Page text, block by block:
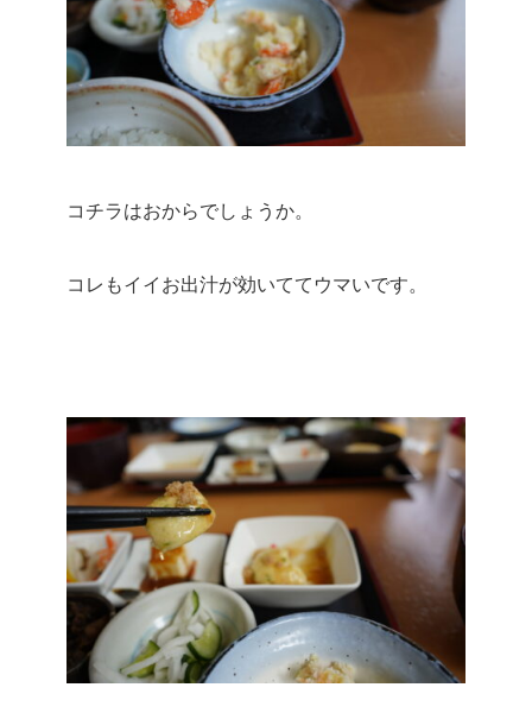
コチラはおからでしょうか。
コレもイイお出汁が効いててウマいです。